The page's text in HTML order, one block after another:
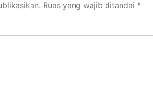
Ruas yang wajib ditandai *